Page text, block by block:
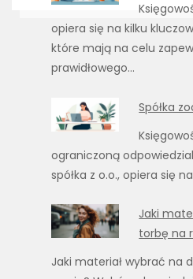
opiera się na kilku
które mają na celu
prawidłowego…
Spółka
ograniczoną
spółka z o.o., opiera się
Jaki
torbę na
Jaki materiał wybrać na